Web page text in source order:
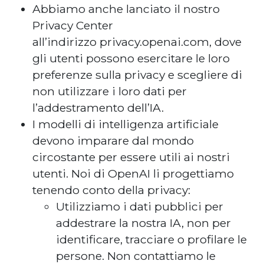
Abbiamo anche lanciato il nostro
Privacy Center
all’indirizzo privacy.openai.com, dove
gli utenti possono esercitare le loro
preferenze sulla privacy e scegliere di
non utilizzare i loro dati per
l’addestramento dell’IA.
I modelli di intelligenza artificiale
devono imparare dal mondo
circostante per essere utili ai nostri
utenti. Noi di OpenAI li progettiamo
tenendo conto della privacy:
Utilizziamo i dati pubblici per
addestrare la nostra IA, non per
identificare, tracciare o profilare le
persone. Non contattiamo le